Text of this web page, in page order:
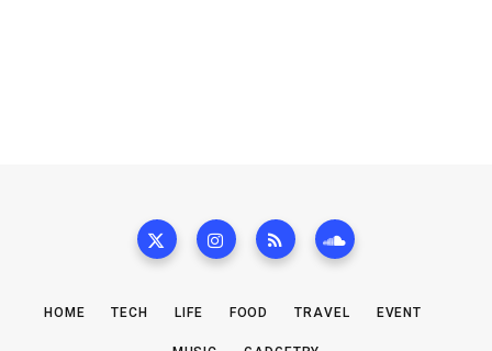
HOME TECH LIFE FOOD TRAVEL EVENT